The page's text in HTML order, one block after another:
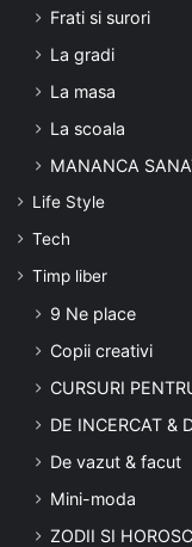
Frati si surori
La gradi
La masa
La scoala
MANANCA
Life Style
Tech
Timp liber
9 Ne place
Copii creativi
CURSURI
DE INCERCAT &
De vazut & facut
Mini-moda
ZODII SI